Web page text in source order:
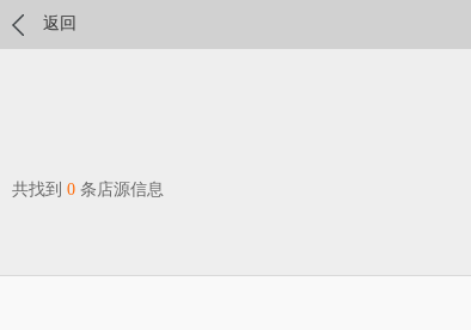
返回
共找到 0 条店源信息